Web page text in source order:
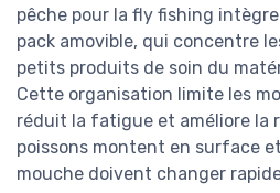
pêche pour la fly fishing
pack amovible, qui concentre
petits produits de soin du
Cette organisation limite les
réduit la fatigue et améliore la
poissons montent en surface
mouche doivent changer